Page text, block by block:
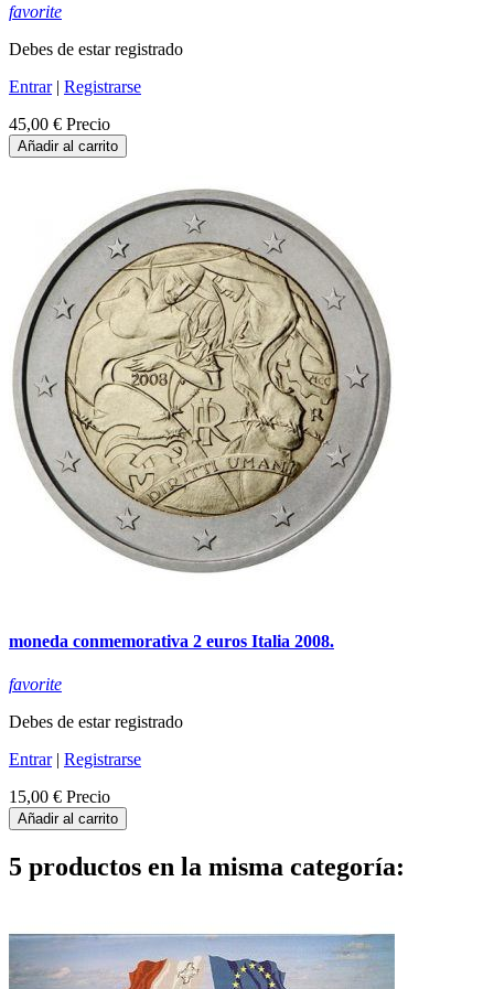
favorite
Debes de estar registrado
Entrar| Registrarse
45,00 € Precio
Añadir al carrito
moneda conmemorativa 2 euros Italia 2008.
favorite
Debes de estar registrado
Entrar| Registrarse
15,00 € Precio
Añadir al carrito
5 productos en la misma categoría: